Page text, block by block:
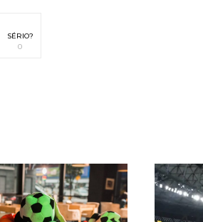
SÉRIO?
0